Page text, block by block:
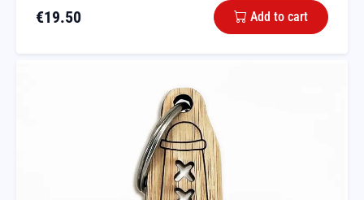
€19.50 Add to cart